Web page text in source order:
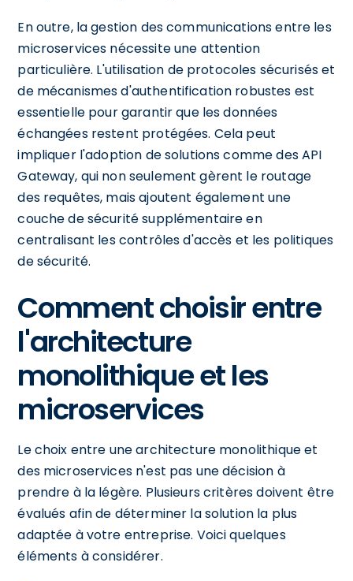
En outre, la gestion des communications entre les
microservices nécessite une attention
particulière. L'utilisation de protocoles sécurisés et
de mécanismes d'authentification robustes est
essentielle pour garantir que les données
échangées restent protégées. Cela peut
impliquer l'adoption de solutions comme des API
Gateway, qui non seulement gèrent le routage
des requêtes, mais ajoutent également une
couche de sécurité supplémentaire en
centralisant les contrôles d'accès et les politiques
de sécurité.
Comment choisir entre
l'architecture
monolithique et les
microservices
Le choix entre une architecture monolithique et
des microservices n'est pas une décision à
prendre à la légère. Plusieurs critères doivent être
évalués afin de déterminer la solution la plus
adaptée à votre entreprise. Voici quelques
éléments à considérer.